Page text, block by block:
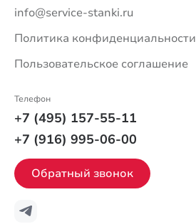
info@service-stanki.ru
Политика конфиденциальности
Пользовательское соглашение
Телефон
+7 (495) 157-55-11
+7 (916) 995-06-00
Обратный звонок